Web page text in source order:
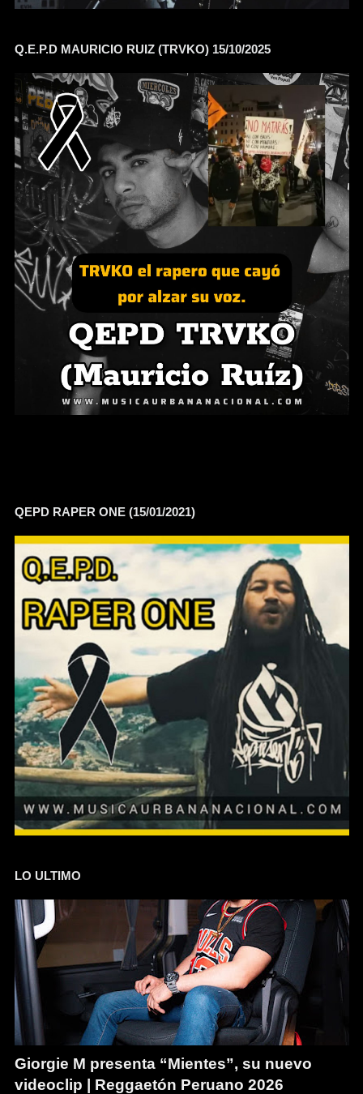
Q.E.P.D MAURICIO RUIZ (TRVKO) 15/10/2025
QEPD RAPER ONE (15/01/2021)
LO ULTIMO
Giorgie M presenta “Mientes”, su nuevo
videoclip | Reggaetón Peruano 2026